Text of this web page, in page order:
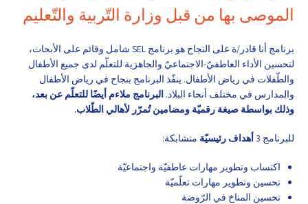
الموصى بها من قبل وزارة التّربية والتّعليم
برنامج أنا قادر/ة على النجاح هو برنامج SEL شامل وقائم على الأبحاث،
لتحسين الأداء العاطفيّ-الاجتماعيّ والجاهزية للتعلّم لدى جميع الأطفال
والطّفلات في رياض الأطفال. ينفّذ البرنامج بنجاح في رياض الأطفال
والمدارس في مختلف أنحاء البلاد. البرنامج ملاءم أيضًا للتعلّم عن بعد،
وذلك بواسطة صيغة رقميّة ومضامين تُمرّر لأهالي الطّلاب.
للبرنامج 3 أهداف رئيسيّة متشابكة:
اكتساب وتطوير مهارات عاطفيّة واجتماعيّة
تحسين وتطوير مهارات تعلّميّة
تحسين المناخ في الرّوضة